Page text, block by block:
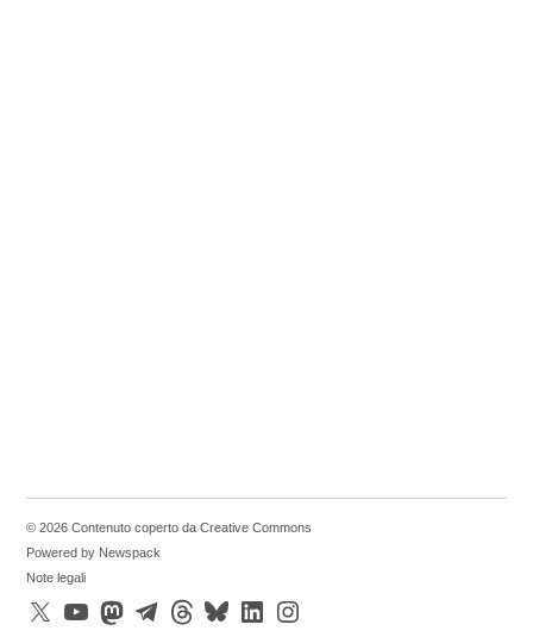
© 2026 Contenuto coperto da Creative Commons
Powered by Newspack
Note legali
X
YouTubeMastodonTelegramThreadsBlueskyLinkedInInstagram